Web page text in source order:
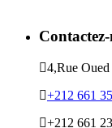
4,Rue
+212 661
+212 661